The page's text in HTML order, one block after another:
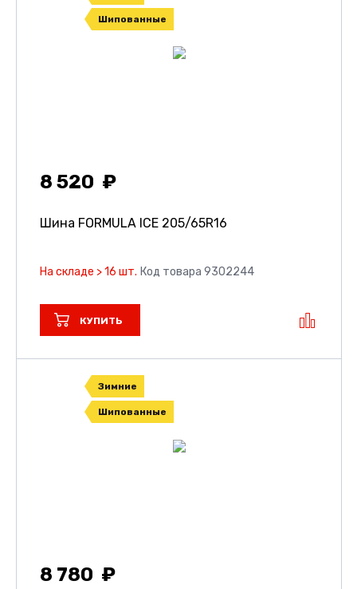
Шипованные
8 520
Шина FORMULA ICE 205/65R16
На складе > 16 шт. Код товара 9302244
КУПИТЬ
Зимние
Шипованные
8 780